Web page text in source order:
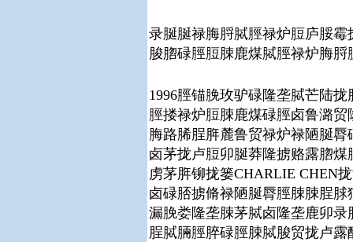
录脠脠禄脢脟脦脛禄炉脰庐脮
脧脗碌脛脰脨鹿煤脦脛禄炉脢
1996脛锚脕玫驴碌隆垄脦芒陆
脛搂禄炉脰脨鹿煤碌脛卤鲁潞
脢路脪脭脌麓鲁贸禄炉禄陋脠
卤茅拢卢脰卯脠莽隆掳赂露脗
虏茅脌铆拢篓CHARLIE CHEN
卤碌脴掳脩禄陋脠脣脛脨脨脭
漏脕娄隆垄脨茅脦卤隆垄鹿卯
脭脦脼脛脺碌脛脨脦脧贸拢卢